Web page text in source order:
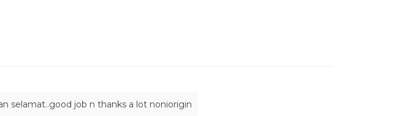
selamat..good job n thanks a lot noniorigin